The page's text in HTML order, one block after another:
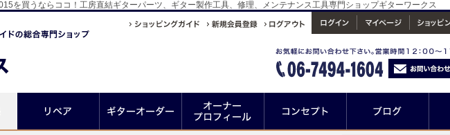
を買うならココ！工房直結ギターパーツ、ギター製作工具、修理、メンテナンス工具専門ショップギターワークス